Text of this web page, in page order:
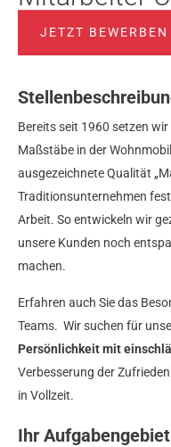
JETZT BEWERBEN
Bereits seit 1960 setzen
Maßstäbe in der
ausgezeichnete Qualität
Traditionsunternehmen
Arbeit. So entwickeln wir
unsere Kunden noch
machen.
Erfahren auch Sie das
Teams. Wir suchen für
Persönlichkeit mit
Verbesserung der
in Vollzeit.
Ihr Aufgabengebiet